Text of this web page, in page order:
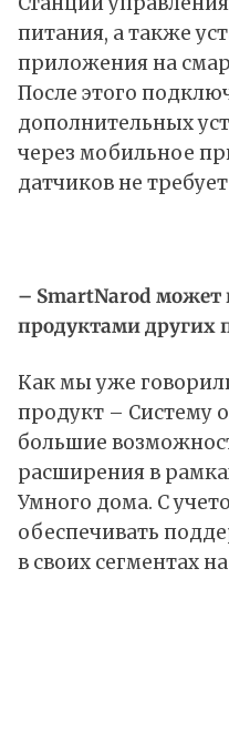
питания, а также
приложения на
После этого
дополнительных
через мобильное
датчиков не
– SmartNarod может
продуктами других
Как мы уже
продукт – Систему
большие
расширения в
Умного дома. С
обеспечивать
в своих сегментах